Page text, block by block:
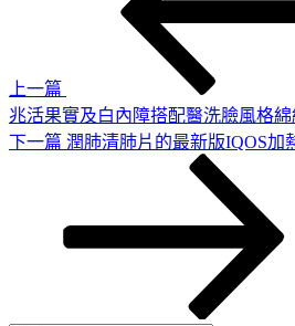
上一篇
兆活果實及白內障搭配醫洗臉風格綿
下
下一篇 潤肺清肺片的最新版IQOS加